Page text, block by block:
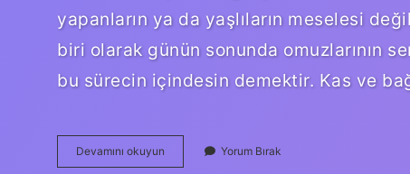
yapanların ya da yaşlıların meselesi
biri olarak günün sonunda omuzlarının
bu sürecin içindesin demektir. Kas ve
Devamını okuyun
neden
Yorum Bırak